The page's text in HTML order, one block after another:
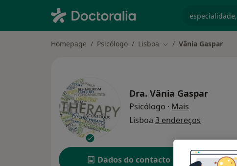
Homepage Psicólogo Lisboa Mudar de cidade
Vânia Gaspar
Dra. Vânia Gaspar
Psicólogo · Mais
Lisboa 3 endereços
Dados do contacto